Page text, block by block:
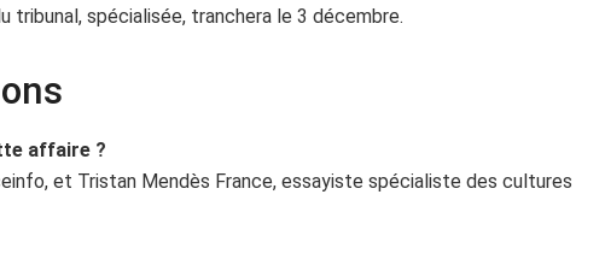
tribunal, spécialisée, tranchera le 3 décembre.
affaire ?
et Tristan Mendès France, essayiste spécialiste des cultures